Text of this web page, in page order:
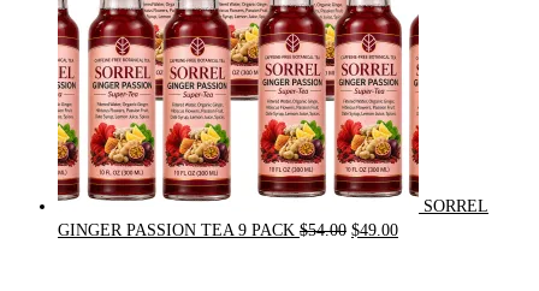
SORREL
GINGER PASSION TEA 9 PACK $54.00 Original
$49.00Current